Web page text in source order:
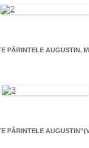
PĂRINTELE AUGUSTIN,
PĂRINTELE